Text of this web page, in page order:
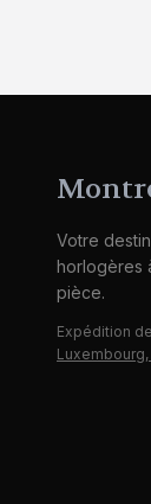
Votre
horlogères
pièce.
Expédition